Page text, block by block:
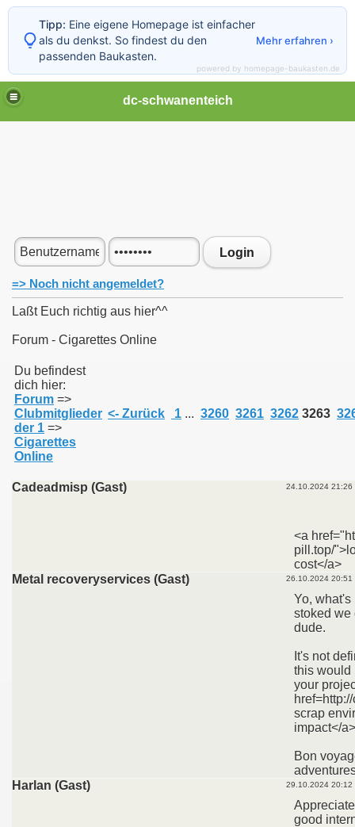
dc-schwanenteich
Login
=> Noch nicht angemeldet?
Laßt Euch richtig aus hier^^
Forum - Cigarettes Online
Du befindest
dich hier:
Forum =>
Clubmitglieder
der 1 =>
Cigarettes
Online
<- Zurück 1 ... 3260 3261 3262 3263
Cadeadmisp (Gast) 24.10.2024 21:26
<a
pill.top/
cost</a>
Metal recoveryservices (Gast)
26.10.2024 20:51
Yo, what's
stoked we
dude.
It's not
this would
your
scrap
impact</a>
Bon
Harlan (Gast)
29.10.2024 20:12
good
Tipp: Eine eigene Homepage ist einfacher
als du denkst. So findest du den
passenden Baukasten.
Mehr erfahren ›
powered by homepage-baukasten.de